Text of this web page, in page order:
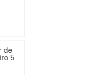
de
5